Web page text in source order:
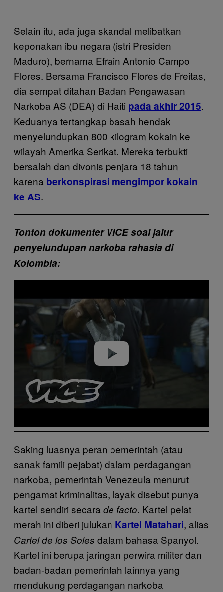
Selain itu, ada juga skandal melibatkan
keponakan ibu negara (istri Presiden
Maduro), bernama Efrain Antonio Campo
Flores. Bersama Francisco Flores de Freitas,
dia sempat ditahan Badan Pengawasan
Narkoba AS (DEA) di Haiti pada akhir 2015.
Keduanya tertangkap basah hendak
menyelundupkan 800 kilogram kokain ke
wilayah Amerika Serikat. Mereka terbukti
bersalah dan divonis penjara 18 tahun
karena berkonspirasi mengimpor kokain
ke AS.
Tonton dokumenter VICE soal jalur
penyelundupan narkoba rahasia di
Kolombia:
y
d
Saking luasnya peran pemerintah (atau
sanak famili pejabat) dalam perdagangan
narkoba, pemerintah Venezeula menurut
pengamat kriminalitas, layak disebut punya
kartel sendiri secara de facto. Kartel pelat
merah ini diberi julukan Kartel Matahari, alias
Cartel de los Soles dalam bahasa Spanyol.
Kartel ini berupa jaringan perwira militer dan
badan-badan pemerintah lainnya yang
mendukung perdagangan narkoba